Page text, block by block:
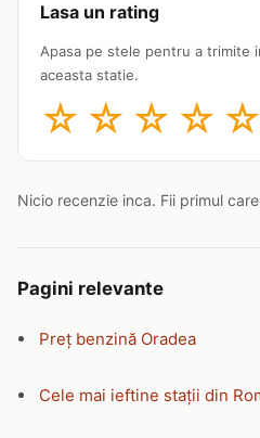
Lasa un rating
Apasa pe stele pentru a trimite
aceasta statie.
☆ ☆ ☆ ☆ ☆
Nicio recenzie inca. Fii primul
Pagini relevante
Preț benzină Oradea
Cele mai ieftine stații din